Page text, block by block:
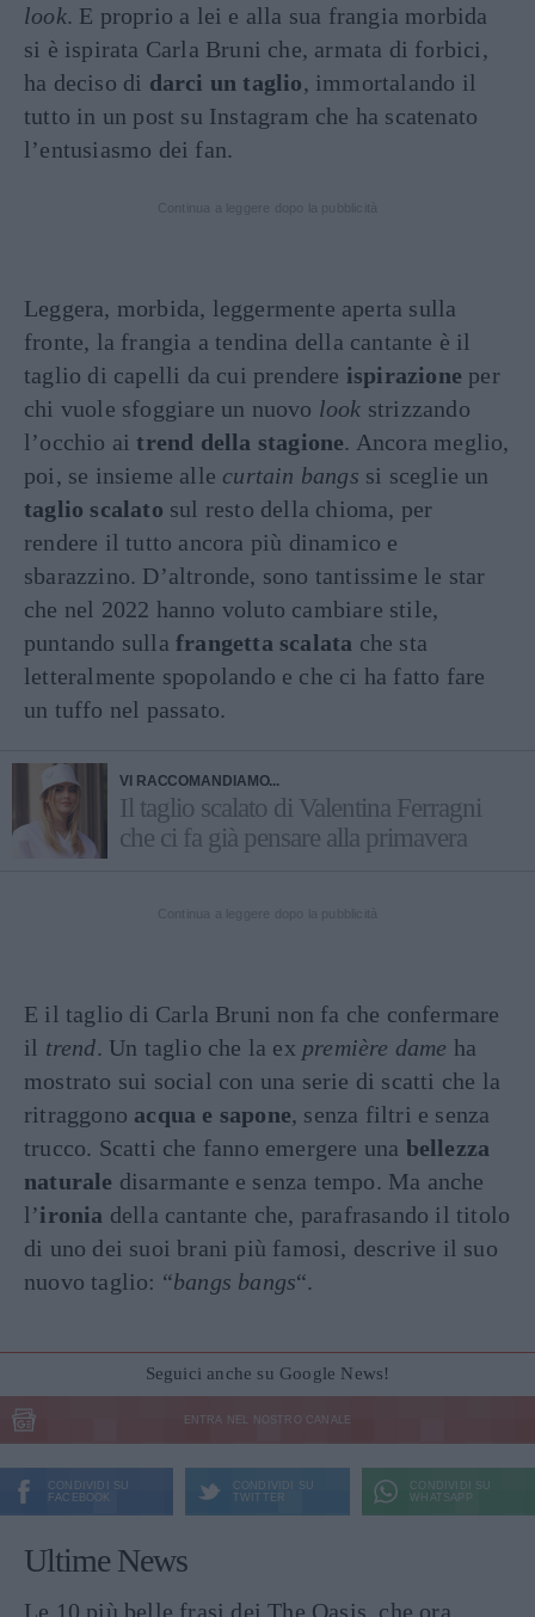
look. E proprio a lei e alla sua frangia morbida
si è ispirata Carla Bruni che, armata di forbici,
ha deciso di darci un taglio, immortalando il
tutto in un post su Instagram che ha scatenato
l’entusiasmo dei fan.
Leggera, morbida, leggermente aperta sulla
fronte, la frangia a tendina della cantante è il
taglio di capelli da cui prendere ispirazione per
chi vuole sfoggiare un nuovo look strizzando
l’occhio aitrend della stagione. Ancora meglio,
poi, se insieme alle curtain bangs si sceglie un
taglio scalato sul resto della chioma, per
rendere il tutto ancora più dinamico e
sbarazzino. D’altronde, sono tantissime le star
che nel 2022 hanno voluto cambiare stile,
puntando sulla frangetta scalata che sta
letteralmente spopolando e che ci ha fatto fare
un tuffo nel passato.
VI RACCOMANDIAMO...
Il taglio scalato di Valentina Ferragni
che ci fa già pensare alla primavera
E il taglio di Carla Bruni non fa che confermare
il trend. Un taglio che la ex première dame ha
mostrato sui social con una serie di scatti che la
ritraggono acqua e sapone, senza filtri e senza
trucco. Scatti che fanno emergere una bellezza
naturale disarmante e senza tempo. Ma anche
l’ironia della cantante che, parafrasando il titolo
di uno dei suoi brani più famosi, descrive il suo
nuovo taglio: “bangs bangs“.
Seguici anche su Google News!
ENTRA NEL NOSTRO CANALE
CONDIVIDI SU
FACEBOOK
CONDIVIDI SU
TWITTER
CONDIVIDI SU
WHATSAPP
Ultime News
Le 10 più belle frasi dei The Oasis, che ora